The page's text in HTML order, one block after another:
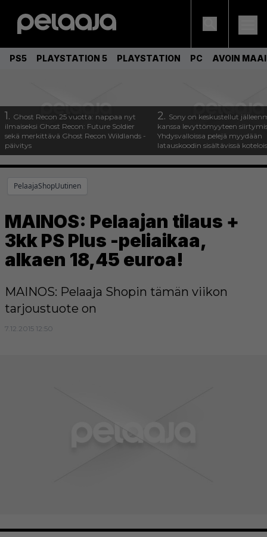
PS5 PLAYSTATION 5 PLAYSTATION PC AVOIN
1. Ghost Recon 25 vuotta: nappaa nyt
ilmaiseksi Ghost Recon: Future Soldier
sekä merkittävä Ghost Recon Wildlands -
päivitys
2. Sony on keskustellut
kanssa levyttömyyteen
Yhdysvalloissa pelejä myydään
latauskoodin sisältävissä
PelaajaShopUutinen
MAINOS: Pelaajan tilaus +
3kk PS Plus -peliaikaa,
alkaen 18,45 euroa!
MAINOS: Pelaaja Shopin tämän viikon
tarjoustuote on
7.12.2015 12:50